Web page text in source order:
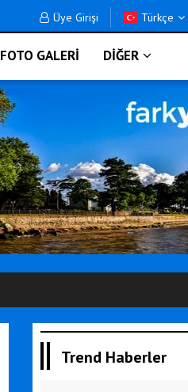
Üye Girişi Türkçe
FOTO GALERİ DİĞER
Trend Haberler